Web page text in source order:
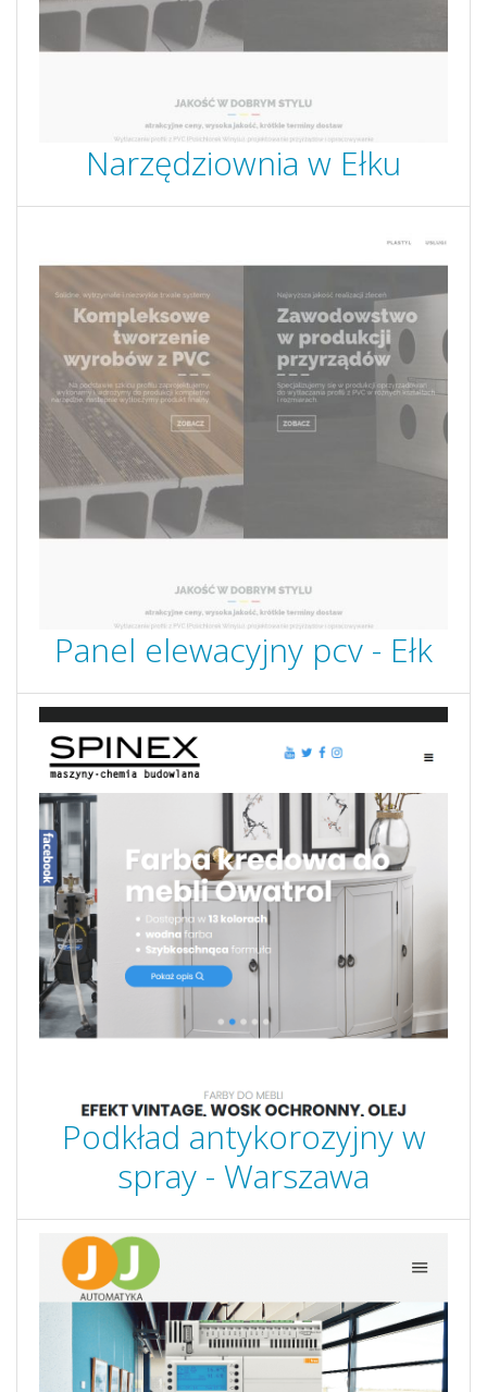
Narzędziownia w Ełku
Panel elewacyjny pcv - Ełk
Podkład antykorozyjny w
spray - Warszawa